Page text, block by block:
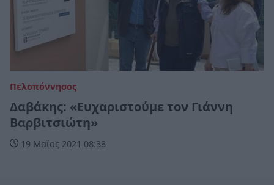
Πελοπόννησος
Δαβάκης: «Ευχαριστούμε τον Γιάννη
Βαρβιτσιώτη»
19 Μαϊος 2021 08:38